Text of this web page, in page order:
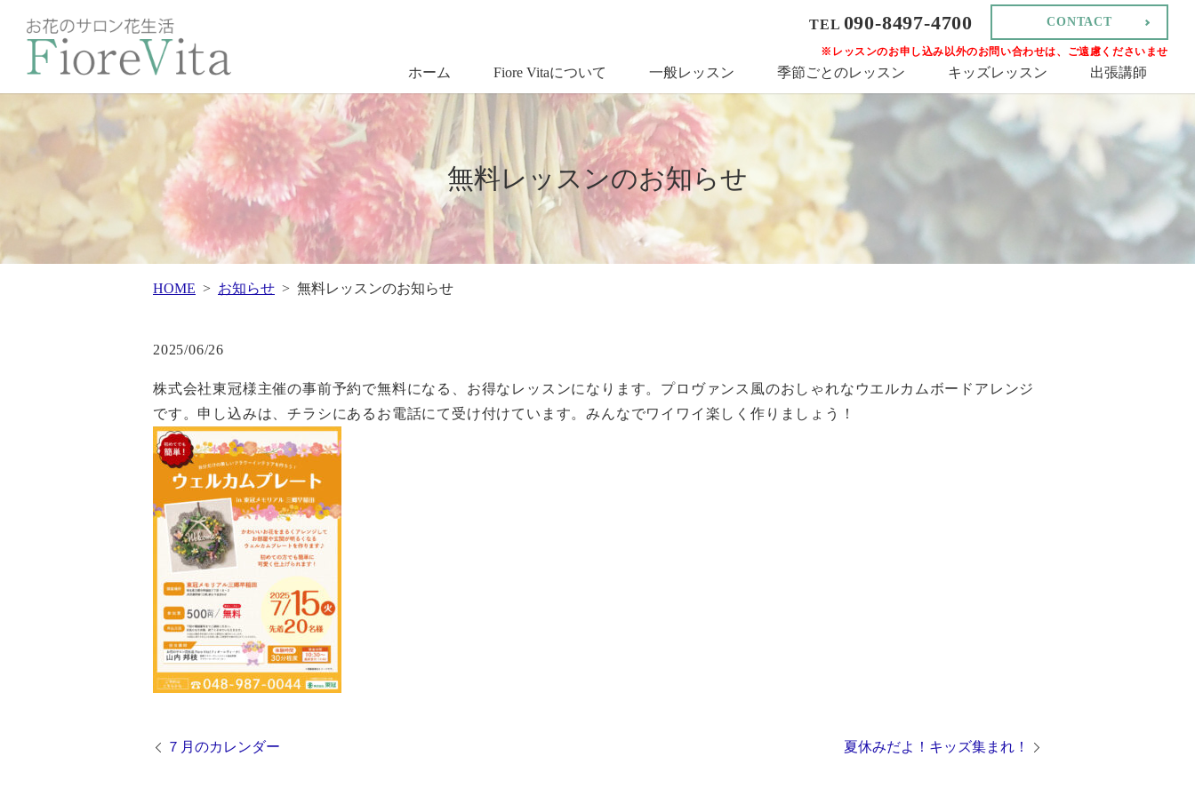
TEL 090-8497-4700 CONTACT
※レッスンのお申し込み以外のお問い合わせは、ご遠慮くださいませ
ホーム Fiore Vitaについて 一般レッスン 季節ごとのレッスン キッズレッスン 出張講師
無料レッスンのお知らせ
HOME お知らせ 無料レッスンのお知らせ
2025/06/26
株式会社東冠様主催の事前予約で無料になる、お得なレッスンになります。プロヴァンス風のおしゃれなウエルカムボードアレンジ
です。申し込みは、チラシにあるお電話にて受け付けています。みんなでワイワイ楽しく作りましょう！
７月のカレンダー 夏休みだよ！キッズ集まれ！